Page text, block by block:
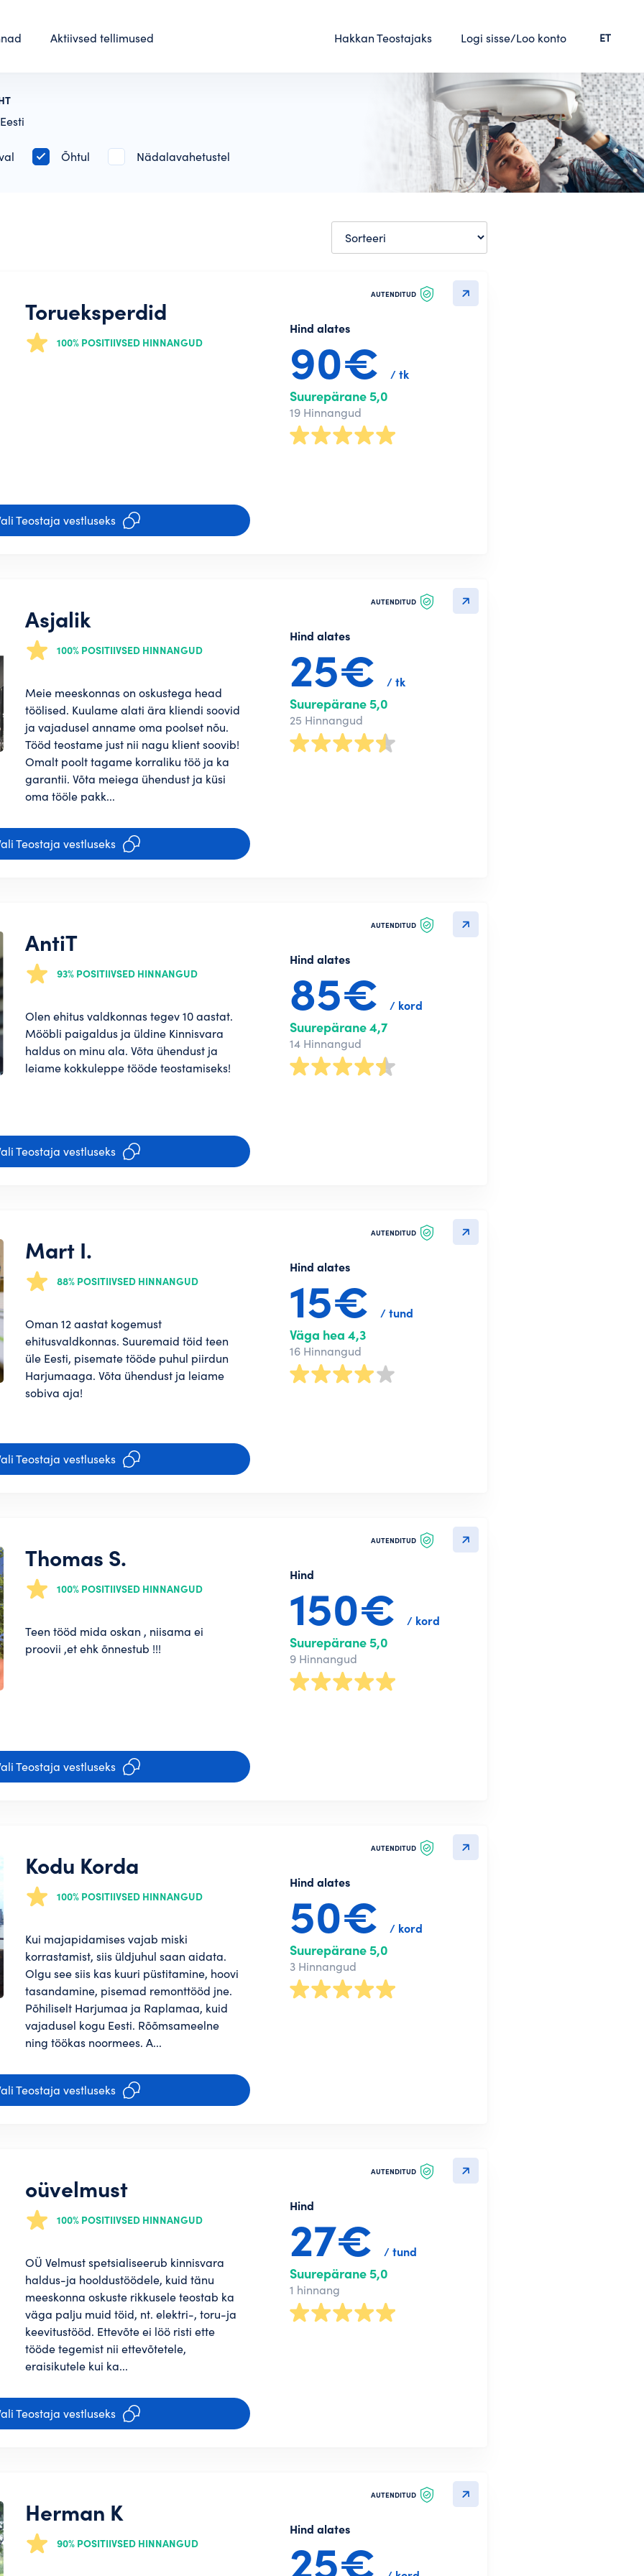
Aktiivsed tellimused Hakkan Teostajaks Logi sisse/Loo konto ET
Õhtul Nädalavahetustel
AUTENDITUD
Torueksperdid
100% POSITIIVSED HINNANGUD
Teostaja vestluseks
Hind alates
90€ / tk
Suurepärane 5,0
19 Hinnangud
AUTENDITUD
Asjalik
100% POSITIIVSED HINNANGUD
Meie meeskonnas on oskustega head
töölised. Kuulame alati ära kliendi soovid
ja vajadusel anname oma poolset nõu.
Tööd teostame just nii nagu klient soovib!
Omalt poolt tagame korraliku töö ja ka
garantii. Võta meiega ühendust ja küsi
oma tööle pakk...
Teostaja vestluseks
Hind alates
25€ / tk
Suurepärane 5,0
25 Hinnangud
AUTENDITUD
AntiT
93% POSITIIVSED HINNANGUD
Olen ehitus valdkonnas tegev 10 aastat.
Mööbli paigaldus ja üldine Kinnisvara
haldus on minu ala. Võta ühendust ja
leiame kokkuleppe tööde teostamiseks!
Teostaja vestluseks
Hind alates
85€ / kord
Suurepärane 4,7
14 Hinnangud
AUTENDITUD
Mart I.
88% POSITIIVSED HINNANGUD
Oman 12 aastat kogemust
ehitusvaldkonnas. Suuremaid töid teen
üle Eesti, pisemate tööde puhul piirdun
Harjumaaga. Võta ühendust ja leiame
sobiva aja!
Teostaja vestluseks
Hind alates
15€ / tund
Väga hea 4,3
16 Hinnangud
AUTENDITUD
Thomas S.
100% POSITIIVSED HINNANGUD
Teen tööd mida oskan , niisama ei
proovii ,et ehk õnnestub !!!
Teostaja vestluseks
Hind
150€ / kord
Suurepärane 5,0
9 Hinnangud
AUTENDITUD
Kodu Korda
100% POSITIIVSED HINNANGUD
Kui majapidamises vajab miski
korrastamist, siis üldjuhul saan aidata.
Olgu see siis kas kuuri püstitamine, hoovi
tasandamine, pisemad remonttööd jne.
Põhiliselt Harjumaa ja Raplamaa, kuid
vajadusel kogu Eesti. Rõõmsameelne
ning töökas noormees. A...
Teostaja vestluseks
Hind alates
50€ / kord
Suurepärane 5,0
3 Hinnangud
AUTENDITUD
oüvelmust
100% POSITIIVSED HINNANGUD
OÜ Velmust spetsialiseerub kinnisvara
haldus-ja hooldustöödele, kuid tänu
meeskonna oskuste rikkusele teostab ka
väga palju muid töid, nt. elektri-, toru-ja
keevitustööd. Ettevõte ei löö risti ette
tööde tegemist nii ettevõtetele,
eraisikutele kui ka...
Teostaja vestluseks
Hind
27€ / tund
Suurepärane 5,0
1 hinnang
AUTENDITUD
Herman K
90% POSITIIVSED HINNANGUD
Hind alates
25€
Registreeru Google kaudu
Registreeru LinkedIn kaudu
Registreeru e-posti aadressiga
saad
panna!
Teostaja profiili. Mida terviklikum
soovivad Tellijad Sinuga
loomist